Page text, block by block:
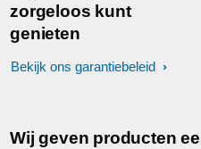
zorgeloos kunt
genieten
Bekijk ons garantiebeleid
Wij geven producten